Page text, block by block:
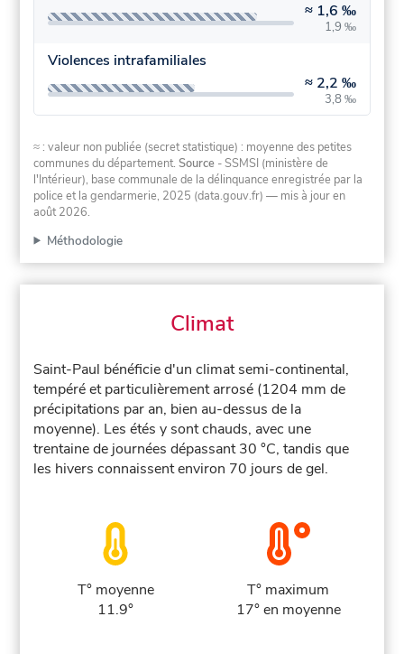
≈ 1,6 ‰
1,9 ‰
Violences intrafamiliales
≈ 2,2 ‰
3,8 ‰
≈ : valeur non publiée (secret statistique) : moyenne des petites
communes du département.Source - SSMSI (ministère de
l'Intérieur), base communale de la délinquance enregistrée par la
police et la gendarmerie, 2025 (data.gouv.fr) — mis à jour en
août 2026.
Méthodologie
Climat
Saint-Paul bénéficie d'un climat semi-continental,
tempéré et particulièrement arrosé (1204 mm de
précipitations par an, bien au-dessus de la
moyenne). Les étés y sont chauds, avec une
trentaine de journées dépassant 30 °C, tandis que
les hivers connaissent environ 70 jours de gel.
T° moyenne
11.9°
T° maximum
17° en moyenne